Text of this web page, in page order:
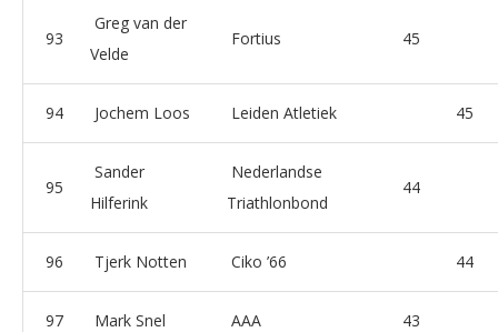
93
Greg van der
Velde
Fortius 45
94 Jochem Loos Leiden Atletiek 45
95
Sander
Hilferink
Nederlandse
Triathlonbond
44
96 Tjerk Notten Ciko ’66 44
97 Mark Snel AAA 43